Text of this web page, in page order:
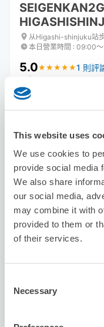
This website uses
We use cookies to
provide social media
We also share
our social media,
may combine it with
provided to them or
of their services.
Selection
Necessary
从Higashi-shinjuku站
本日營業時間 : 09:00
5.0★ ★ ★ ★ ★
★ ★ ★ ★ ★1 則評
Very helpful and kind!
可保管的行李數
行李箱尺寸:20 手提
8/10一 8/11二